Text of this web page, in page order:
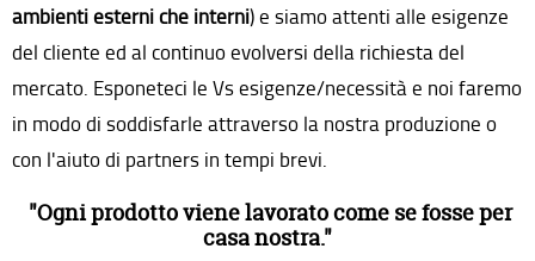
ambienti esterni che interni) e siamo attenti alle esigenze
del cliente ed al continuo evolversi della richiesta del
mercato. Esponeteci le Vs esigenze/necessità e noi faremo
in modo di soddisfarle attraverso la nostra produzione o
con l'aiuto di partners in tempi brevi.
"Ogni prodotto viene lavorato come se fosse per
casa nostra."